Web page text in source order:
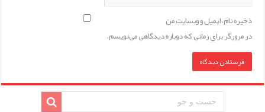
ذخیره نام، ایمیل و وبسایت من
در مرورگر برای زمانی که دوباره دیدگاهی می‌نویسم.